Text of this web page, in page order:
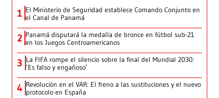
1 El Ministerio de Seguridad establece Comando Conjunto en
el Canal de Panamá
2 Panamá disputará la medalla de bronce en fútbol sub-21
en los Juegos Centroamericanos
3 La FIFA rompe el silencio sobre la final del Mundial 2030:
‘Es falso y engañoso’
4 Revolución en el VAR: El freno a las sustituciones y el nuevo
protocolo en España